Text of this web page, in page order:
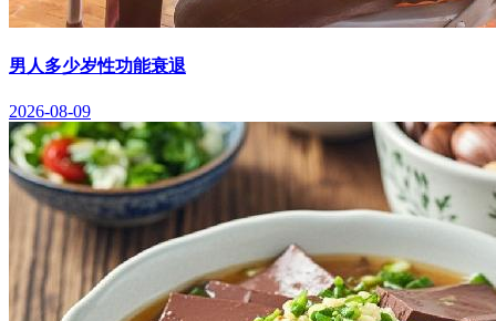
男人多少岁性功能衰退
2026-08-09